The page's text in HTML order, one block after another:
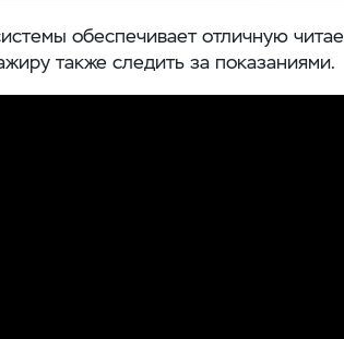
обеспечивает отличную
также следить за показаниями.